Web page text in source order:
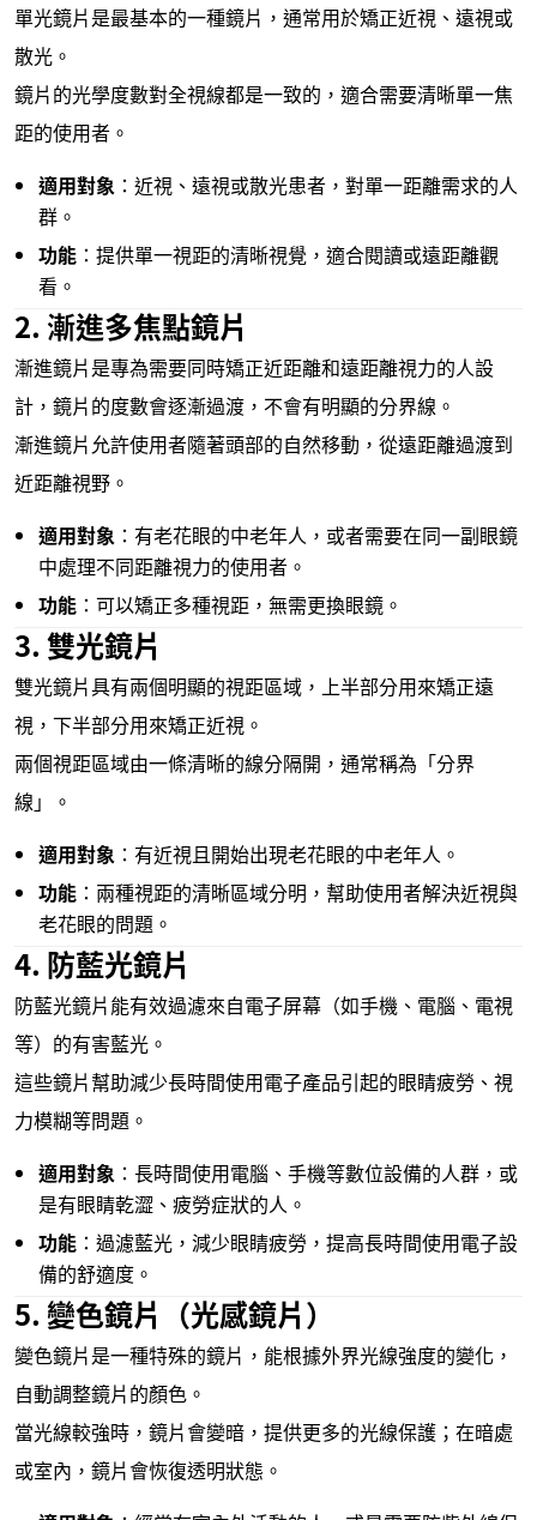
單光鏡片是最基本的一種鏡片，通常用於矯正近視、遠視或
散光。
鏡片的光學度數對全視線都是一致的，適合需要清晰單一焦
距的使用者。
適用對象 ：近視、遠視或散光患者，對單一距離需求的人
群。
功能 ：提供單一視距的清晰視覺，適合閱讀或遠距離觀
看。
2. 漸進多焦點鏡片
漸進鏡片是專為需要同時矯正近距離和遠距離視力的人設
計，鏡片的度數會逐漸過渡，不會有明顯的分界線。
漸進鏡片允許使用者隨著頭部的自然移動，從遠距離過渡到
近距離視野。
適用對象 ：有老花眼的中老年人，或者需要在同一副眼鏡
中處理不同距離視力的使用者。
功能 ：可以矯正多種視距，無需更換眼鏡。
3. 雙光鏡片
雙光鏡片具有兩個明顯的視距區域，上半部分用來矯正遠
視，下半部分用來矯正近視。
兩個視距區域由一條清晰的線分隔開，通常稱為「分界
線」。
適用對象 ：有近視且開始出現老花眼的中老年人。
功能 ：兩種視距的清晰區域分明，幫助使用者解決近視與
老花眼的問題。
4. 防藍光鏡片
防藍光鏡片能有效過濾來自電子屏幕（如手機、電腦、電視
等）的有害藍光。
這些鏡片幫助減少長時間使用電子產品引起的眼睛疲勞、視
力模糊等問題。
適用對象 ：長時間使用電腦、手機等數位設備的人群，或
是有眼睛乾澀、疲勞症狀的人。
功能 ：過濾藍光，減少眼睛疲勞，提高長時間使用電子設
備的舒適度。
5. 變色鏡片（光感鏡片）
變色鏡片是一種特殊的鏡片，能根據外界光線強度的變化，
自動調整鏡片的顏色。
當光線較強時，鏡片會變暗，提供更多的光線保護；在暗處
或室內，鏡片會恢復透明狀態。